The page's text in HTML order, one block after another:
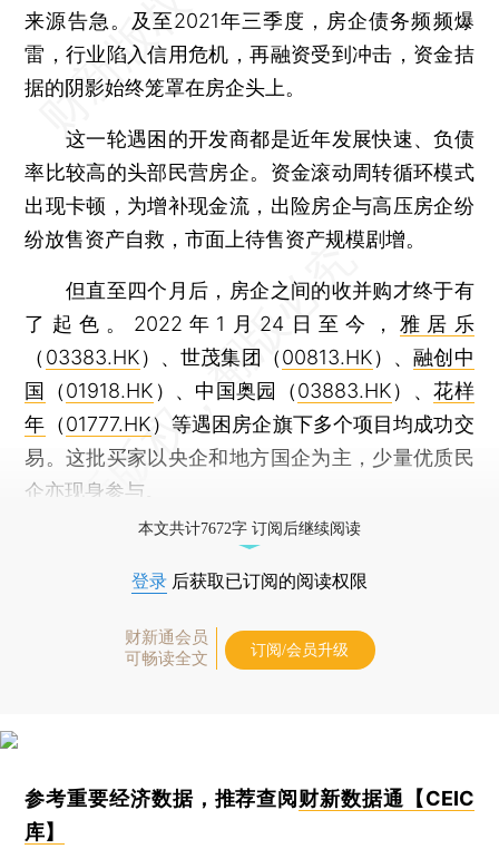
来源告急。及至2021年三季度，房企债务频频爆
雷，行业陷入信用危机，再融资受到冲击，资金拮
据的阴影始终笼罩在房企头上。
这一轮遇困的开发商都是近年发展快速、负债
率比较高的头部民营房企。资金滚动周转循环模式
出现卡顿，为增补现金流，出险房企与高压房企纷
纷放售资产自救，市面上待售资产规模剧增。
但直至四个月后，房企之间的收并购才终于有
了起色。2022年1月24日至今， 雅居乐
（ 03383.HK）、世茂集团（00813.HK）、融创中
国 （01918.HK ）、中国奥园（03883.HK）、花样
年 （01777.HK）等遇困房企旗下多个项目均成功交
易。这批买家以央企和地方国企为主，少量优质民
企亦现身参与。
本文共计7672字 订阅后继续阅读
登录 后获取已订阅的阅读权限
财新通会员
可畅读全文
订阅/会员升级
参考重要经济数据，推荐查阅财新数据通【CEIC
库】